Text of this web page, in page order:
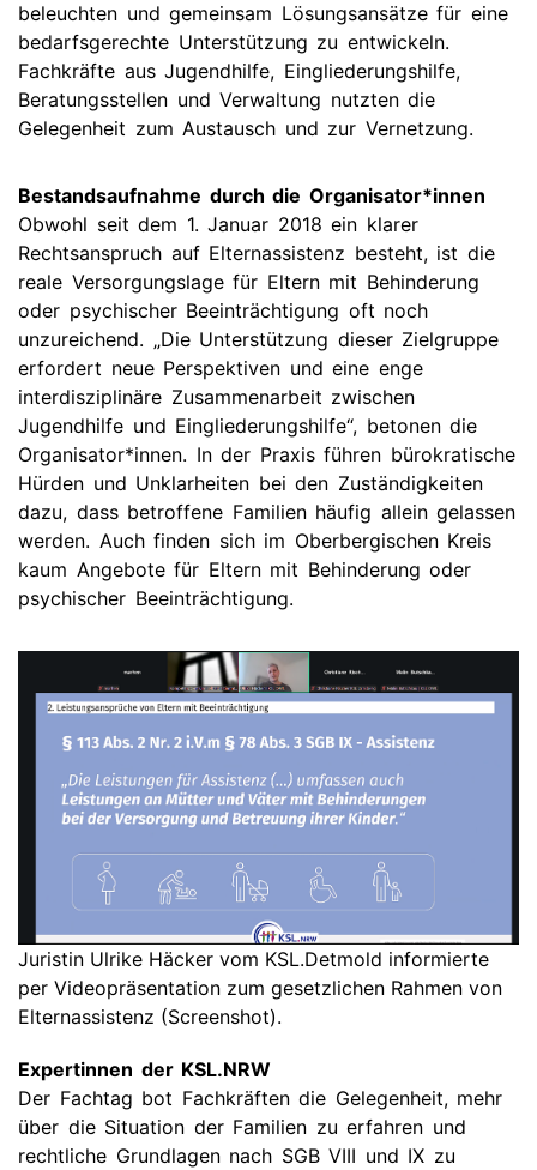
beleuchten und gemeinsam Lösungsansätze für eine
bedarfsgerechte Unterstützung zu entwickeln.
Fachkräfte aus Jugendhilfe, Eingliederungshilfe,
Beratungsstellen und Verwaltung nutzten die
Gelegenheit zum Austausch und zur Vernetzung.
Bestandsaufnahme durch die Organisator*innen
Obwohl seit dem 1. Januar 2018 ein klarer
Rechtsanspruch auf Elternassistenz besteht, ist die
reale Versorgungslage für Eltern mit Behinderung
oder psychischer Beeinträchtigung oft noch
unzureichend. „Die Unterstützung dieser Zielgruppe
erfordert neue Perspektiven und eine enge
interdisziplinäre Zusammenarbeit zwischen
Jugendhilfe und Eingliederungshilfe“, betonen die
Organisator*innen. In der Praxis führen bürokratische
Hürden und Unklarheiten bei den Zuständigkeiten
dazu, dass betroffene Familien häufig allein gelassen
werden. Auch finden sich im Oberbergischen Kreis
kaum Angebote für Eltern mit Behinderung oder
psychischer Beeinträchtigung.
Juristin Ulrike Häcker vom KSL.Detmold informierte
per Videopräsentation zum gesetzlichen Rahmen von
Elternassistenz (Screenshot).
Expertinnen der KSL.NRW
Der Fachtag bot Fachkräften die Gelegenheit, mehr
über die Situation der Familien zu erfahren und
rechtliche Grundlagen nach SGB VIII und IX zu